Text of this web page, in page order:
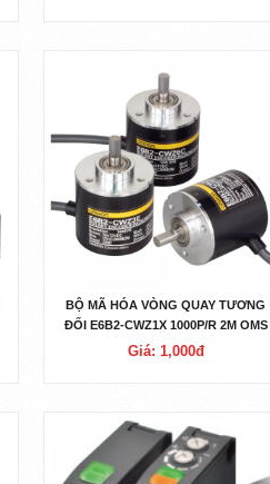
BỘ MÃ HÓA VÒNG QUAY TƯƠNG
ĐỐI E6B2-CWZ1X 1000P/R 2M OMS
Giá: 1,000đ